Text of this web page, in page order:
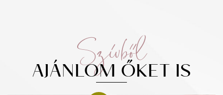
Szívből
AJÁNLOM ŐKET IS